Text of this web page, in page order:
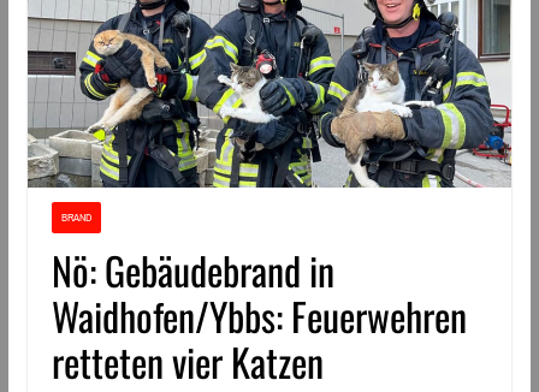
BRAND
Nö: Gebäudebrand in
Waidhofen/Ybbs: Feuerwehren
retteten vier Katzen